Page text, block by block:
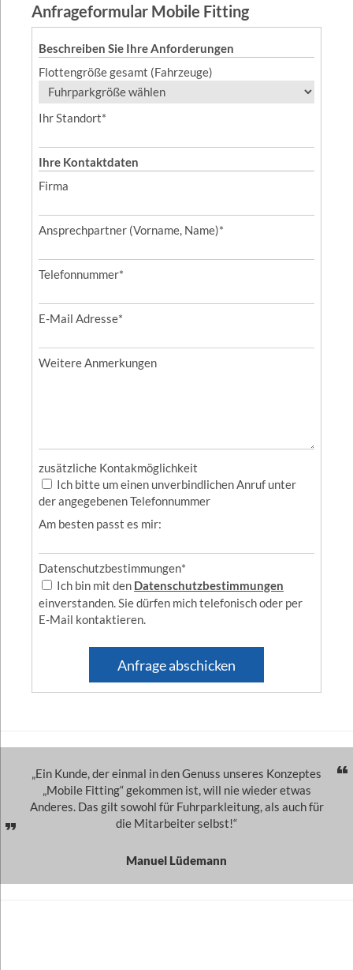
Anfrageformular Mobile Fitting
Beschreiben Sie Ihre Anforderungen
Flottengröße gesamt (Fahrzeuge)
Ihr Standort*
Ihre Kontaktdaten
Firma
Ansprechpartner (Vorname, Name)*
Telefonnummer*
E-Mail Adresse*
Weitere Anmerkungen
zusätzliche Kontakmöglichkeit
der angegebenen Telefonnummer
Am besten passt es mir:
Datenschutzbestimmungen*
Ich bin mit den Datenschutzbestimmungen
einverstanden. Sie dürfen mich telefonisch oder per
E-Mail kontaktieren.
„Ein Kunde, der einmal in den Genuss unseres Konzeptes
„Mobile Fitting“ gekommen ist, will nie wieder etwas
Anderes. Das gilt sowohl für Fuhrparkleitung, als auch für
die Mitarbeiter selbst!“
Manuel Lüdemann